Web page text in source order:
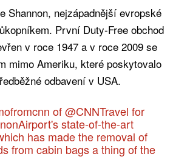
Shannon, nejzápadnější evropské
První Duty-Free obchod
v roce 1947 a v roce 2009 se
mimo Ameriku, které poskytovalo
odbavení v USA.
of@CNNTravel for
's state-of-the-art
has made the removal of
from cabin bags a thing of the